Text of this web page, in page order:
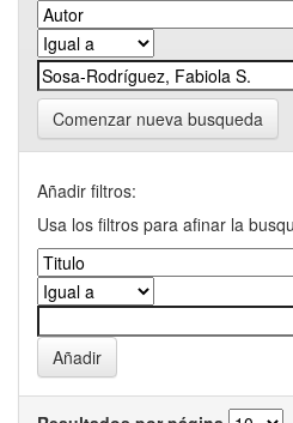
Comenzar nueva busqueda
Añadir filtros:
Usa los filtros para afinar la